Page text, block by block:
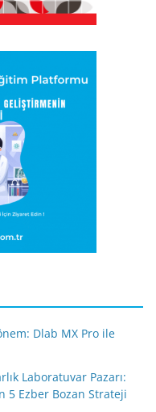
Dlab MX Pro ile
Laboratuvar Pazarı:
5 Ezber Bozan Strateji